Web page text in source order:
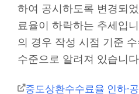
하여 공시하도록 변경되
료율이 하락하는 추세입
의 경우 작성 시점 기준
수준으로 알려져 있습니
중도상환수수료율 인하·